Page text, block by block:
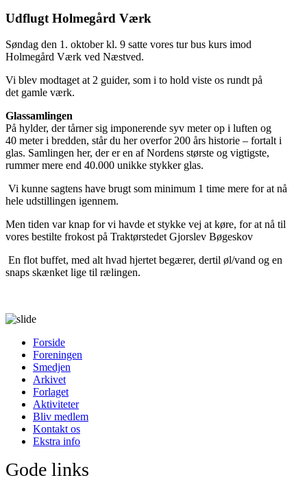
Udflugt Holmegård Værk
Søndag den 1. oktober kl. 9 satte vores tur bus kurs imod
Holmegård Værk ved Næstved.
Vi blev modtaget at 2 guider, som i to hold viste os rundt på
det gamle værk.
Glassamlingen
På hylder, der tårner sig imponerende syv meter op i luften og
40 meter i bredden, står du her overfor 200 års historie – fortalt i
glas. Samlingen her, der er en af Nordens største og vigtigste,
rummer mere end 40.000 unikke stykker glas.
Vi kunne sagtens have brugt som minimum 1 time mere for at nå
hele udstillingen igennem.
Men tiden var knap for vi havde et stykke vej at køre, for at nå til
vores bestilte frokost på Traktørstedet Gjorslev Bøgeskov
En flot buffet, med alt hvad hjertet begærer, dertil øl/vand og en
snaps skænket lige til rælingen.
Forside
Foreningen
Smedjen
Arkivet
Forlaget
Aktiviteter
Bliv medlem
Kontakt os
Ekstra info
Gode links